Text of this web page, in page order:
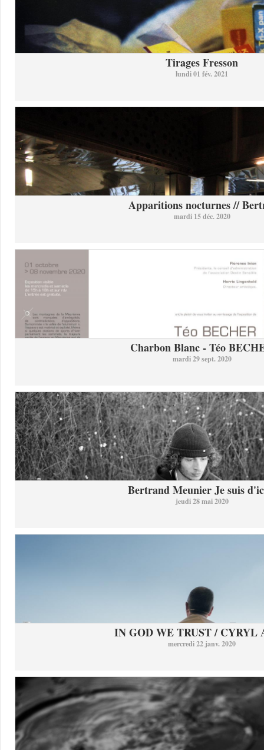
Tirages Fresson
lundi 01 fév. 2021
Apparitions nocturnes //
mardi 15 déc. 2020
Charbon Blanc - Téo
mardi 29 sept. 2020
Bertrand Meunier Je suis
jeudi 28 mai 2020
IN GOD WE TRUST / CYRYL
mercredi 22 janv. 2020